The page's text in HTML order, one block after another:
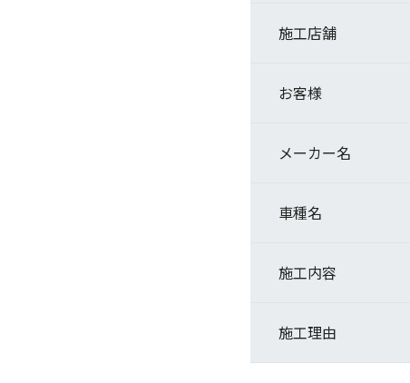
施工店舗
お客様
メーカー名
車種名
施工内容
施工理由